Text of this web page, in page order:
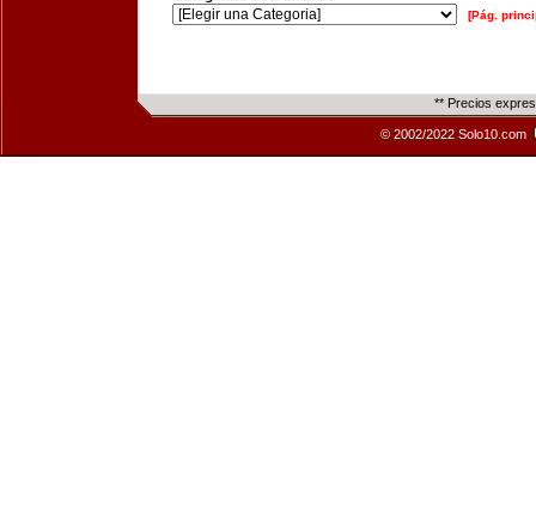
[Pág.
** Precios
© 2002/2022 Solo10.com